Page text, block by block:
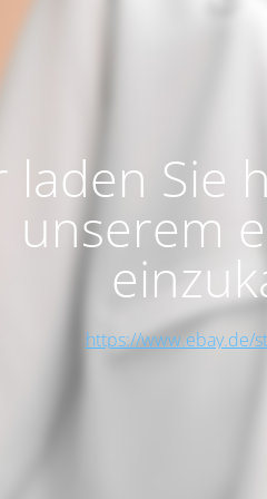
laden Sie
unserem
https://www.ebay.de/